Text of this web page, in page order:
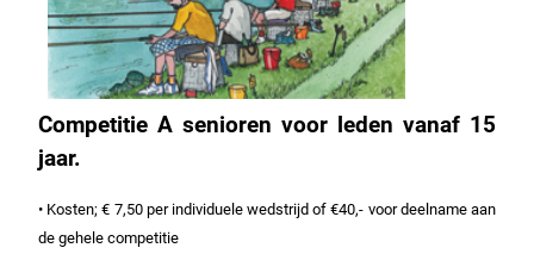
Competitie A senioren voor leden vanaf 15
jaar.
• Kosten; € 7,50 per individuele wedstrijd of €40,- voor deelname aan
de gehele competitie